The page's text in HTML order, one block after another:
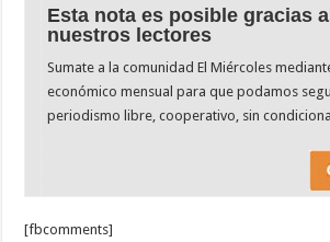
Esta nota es posible gracias
nuestros lectores
Sumate a la comunidad El Miércoles
económico mensual para que podamos
periodismo libre, cooperativo, sin
[fbcomments]